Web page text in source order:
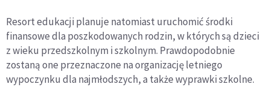
Resort edukacji planuje natomiast uruchomić środki
finansowe dla poszkodowanych rodzin, w których są dzieci
z wieku przedszkolnym i szkolnym. Prawdopodobnie
zostaną one przeznaczone na organizację letniego
wypoczynku dla najmłodszych, a także wyprawki szkolne.